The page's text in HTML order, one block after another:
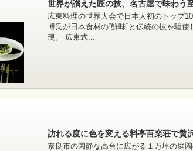
世界が讃えた匠の技、名古屋で味わう
広東料理の世界大会で日本人初のトップ
博氏が日本食材の“鮮味”と伝統の技を駆
現。 広東式...
訪れる度に色を変える料亭百楽荘で贅
奈良市の閑静な高台に広がる１万坪の庭